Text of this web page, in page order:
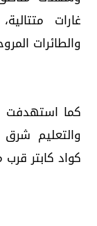
غارات
والطائرات
كما استهدفت
والتعليم
كواد كابتر